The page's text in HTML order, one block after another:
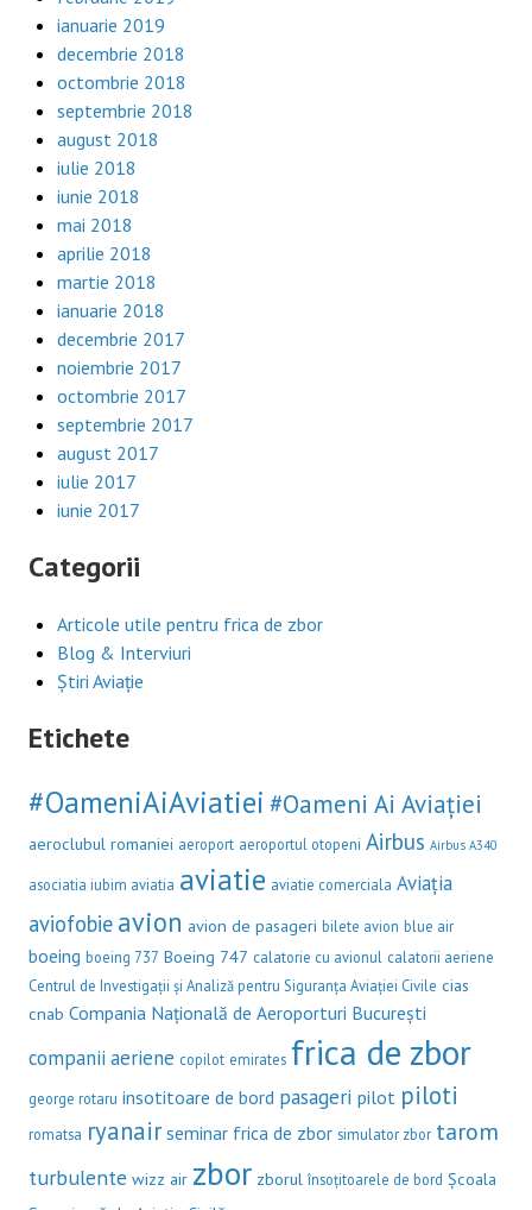
ianuarie 2019
decembrie 2018
octombrie 2018
septembrie 2018
august 2018
iulie 2018
iunie 2018
mai 2018
aprilie 2018
martie 2018
ianuarie 2018
decembrie 2017
noiembrie 2017
octombrie 2017
septembrie 2017
august 2017
iulie 2017
iunie 2017
Categorii
Articole utile pentru frica de zbor
Blog & Interviuri
Știri Aviație
Etichete
#OameniAiAviatiei #Oameni Ai Aviației
aeroclubul romaniei aeroport aeroportul otopeni Airbus Airbus A340
asociatia iubim aviatia aviatie aviatie comerciala Aviația
aviofobie avion avion de pasageri bilete avion blue air
boeing boeing 737 Boeing 747 calatorie cu avionul calatorii aeriene
Centrul de Investigații și Analiză pentru Siguranța Aviației Civile cias
cnab Compania Națională de Aeroporturi București
companii aeriene copilot emirates frica de zbor
george rotaru insotitoare de bord pasageri pilot piloti
romatsa ryanair seminar frica de zbor simulator zbor tarom
turbulente wizz air zbor zborul însoțitoarele de bord Școala